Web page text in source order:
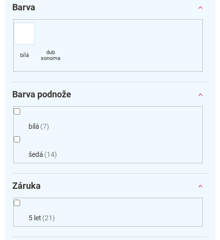
Barva
Barva podnože
bílá 7
šedá 14
Záruka
5 let 21